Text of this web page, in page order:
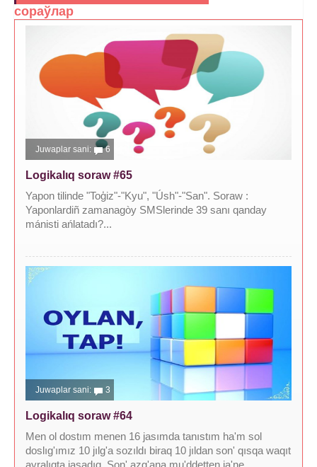
сораўлар
Juwaplar sani: 6
Logikalıq soraw #65
Yapon tilinde "Toģiz"-"Kyu", "Úsh"-"San". Soraw :
Yaponlardiñ zamanagòy SMSlerinde 39 sanı qanday
mánisti ańlatadı?...
Juwaplar sani: 3
Logikalıq soraw #64
Men ol dostım menen 16 jasımda tanıstım ha'm sol
doslıg'ımız 10 jılg'a sozıldı biraq 10 jıldan son' qısqa waqıt
ayralıqta jasadıq. Son' azg'ana mu'ddetten ja'ne...